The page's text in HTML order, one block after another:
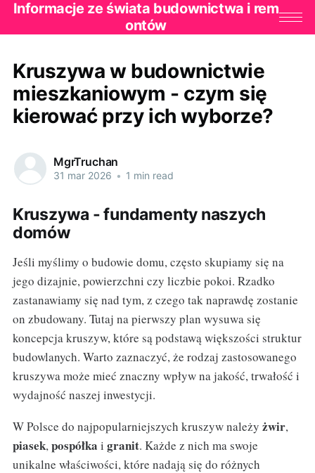
Informacje ze świata budownictwa i rem
ontów
Kruszywa w budownictwie
mieszkaniowym - czym się
kierować przy ich wyborze?
MgrTruchan
31 mar 2026 • 1 min read
Kruszywa - fundamenty naszych
domów
Jeśli myślimy o budowie domu, często skupiamy się na
jego dizajnie, powierzchni czy liczbie pokoi. Rzadko
zastanawiamy się nad tym, z czego tak naprawdę zostanie
on zbudowany. Tutaj na pierwszy plan wysuwa się
koncepcja kruszyw, które są podstawą większości struktur
budowlanych. Warto zaznaczyć, że rodzaj zastosowanego
kruszywa może mieć znaczny wpływ na jakość, trwałość i
wydajność naszej inwestycji.
W Polsce do najpopularniejszych kruszyw należy żwir,
piasek, pospółka i granit. Każde z nich ma swoje
unikalne właściwości, które nadają się do różnych